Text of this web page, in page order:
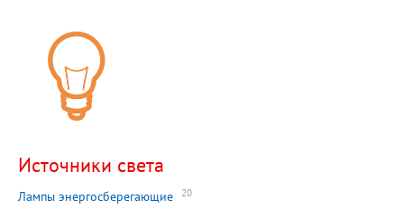
Источники света
Лампы энергосберегающие 20